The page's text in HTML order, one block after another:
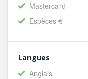
Mastercard
Espèces €
Langues
Anglais